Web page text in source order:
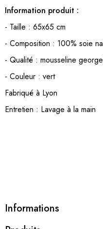
Information produit :
- Taille : 65x65 cm
- Composition : 100% soie
- Qualité : mousseline
- Couleur : vert
Fabriqué à Lyon
Entretien : Lavage à la main
Informations